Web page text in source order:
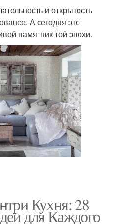
и открытость
А сегодня это
памятник той эпохи.
Кухня: 28
для Каждого